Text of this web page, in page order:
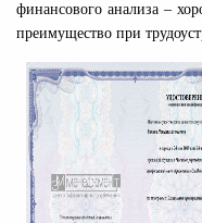
финансового анализа –
преимущество при